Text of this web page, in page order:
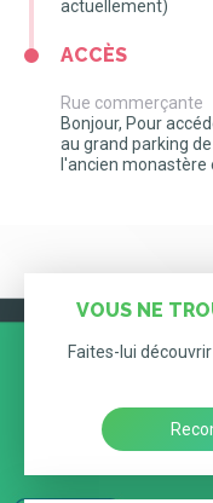
actuellement)
ACCÈS
Rue commerçante
Bonjour, Pour
au grand parking
l'ancien monastère
VOUS NE
Faites-lui